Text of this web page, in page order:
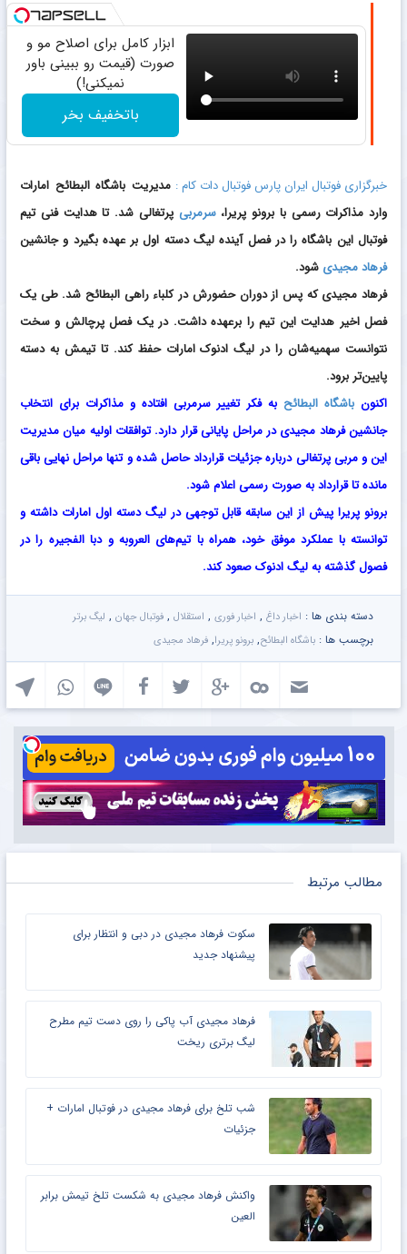
ابزار کامل برای اصلاح مو و
صورت (قیمت رو ببینی باور
نمیکنی!)
باتخفیف بخر
خبرگزاری فوتبال ایران پارس فوتبال دات کام : مدیریت باشگاه البطائح امارات
وارد مذاکرات رسمی با برونو پریرا،سرمربی پرتغالی شد. تا هدایت فنی تیم
فوتبال این باشگاه را در فصل آینده لیگ دسته اول بر عهده بگیرد و جانشین
فرهاد مجیدی شود.
فرهاد مجیدی که پس از دوران حضورش در کلباء راهی البطائح شد. طی یک
فصل اخیر هدایت این تیم را برعهده داشت. در یک فصل پرچالش و سخت
نتوانست سهمیه‌شان را در لیگ ادنوک امارات حفظ کند. تا تیمش به دسته
پایین‌تر برود.
اکنون باشگاه البطائح به فکر تغییر سرمربی افتاده و مذاکرات برای انتخاب
جانشین فرهاد مجیدی در مراحل پایانی قرار دارد. توافقات اولیه میان مدیریت
این و مربی پرتغالی درباره جزئیات قرارداد حاصل شده و تنها مراحل نهایی باقی
مانده تا قرارداد به‌ صورت رسمی اعلام شود.
برونو پریرا پیش از این سابقه قابل توجهی در لیگ دسته اول امارات داشته و
توانسته با عملکرد موفق خود، همراه با تیم‌های العروبه و دبا الفجیره را در
فصول گذشته به لیگ ادنوک صعود کند.
دسته بندی ها : اخبار داغ , اخبار فوری , استقلال , فوتبال جهان , لیگ برتر
برچسب ها : باشگاه البطائح, برونو پریرا, فرهاد مجیدی
مطالب مرتبط
سکوت فرهاد مجیدی در دبی و انتظار برای
پیشنهاد جدید
فرهاد مجیدی آب پاکی را روی دست تیم مطرح
لیگ برتری ریخت
شب تلخ برای فرهاد مجیدی در فوتبال امارات +
جزئیات
واکنش فرهاد مجیدی به شکست تلخ تیمش برابر
العین